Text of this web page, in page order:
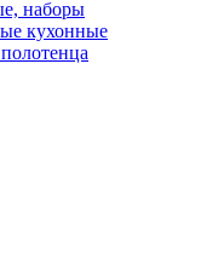
наборы
кухонные